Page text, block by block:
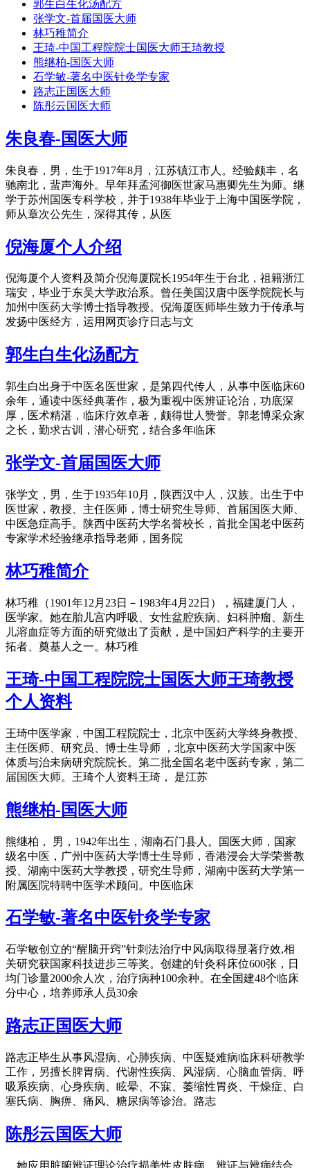
郭生白生化汤配方
张学文-首届国医大师
林巧稚简介
王琦-中国工程院院士国医大师王琦教授
熊继柏-国医大师
石学敏-著名中医针灸学专家
路志正国医大师
陈彤云国医大师
朱良春-国医大师
朱良春，男，生于1917年8月，江苏镇江市人。经验颇丰，名
驰南北，蜚声海外。早年拜孟河御医世家马惠卿先生为师。继
学于苏州国医专科学校，并于1938年毕业于上海中国医学院，
师从章次公先生，深得其传，从医
倪海厦个人介绍
倪海厦个人资料及简介倪海厦院长1954年生于台北，祖籍浙江
瑞安，毕业于东吴大学政治系。曾任美国汉唐中医学院院长与
加州中医药大学博士指导教授。倪海厦医师毕生致力于传承与
发扬中医经方，运用网页诊疗日志与文
郭生白生化汤配方
郭生白出身于中医名医世家，是第四代传人，从事中医临床60
余年，通读中医经典著作，极为重视中医辨证论治，功底深
厚，医术精湛，临床疗效卓著，颇得世人赞誉。郭老博采众家
之长，勤求古训，潜心研究，结合多年临床
张学文-首届国医大师
张学文，男，生于1935年10月，陕西汉中人，汉族。出生于中
医世家，教授、主任医师，博士研究生导师、首届国医大师、
中医急症高手。陕西中医药大学名誉校长，首批全国老中医药
专家学术经验继承指导老师，国务院
林巧稚简介
林巧稚（1901年12月23日－1983年4月22日），福建厦门人，
医学家。她在胎儿宫内呼吸、女性盆腔疾病、妇科肿瘤、新生
儿溶血症等方面的研究做出了贡献，是中国妇产科学的主要开
拓者、奠基人之一。林巧稚
王琦-中国工程院院士国医大师王琦教授
个人资料
王琦中医学家，中国工程院院士，北京中医药大学终身教授、
主任医师、研究员、博士生导师 ，北京中医药大学国家中医
体质与治未病研究院院长。第二批全国名老中医药专家，第二
届国医大师。王琦个人资料王琦， 是江苏
熊继柏-国医大师
熊继柏， 男，1942年出生，湖南石门县人。国医大师，国家
级名中医，广州中医药大学博士生导师，香港浸会大学荣誉教
授、湖南中医药大学教授，研究生导师，湖南中医药大学第一
附属医院特聘中医学术顾问。中医临床
石学敏-著名中医针灸学专家
石学敏创立的“醒脑开窍”针刺法治疗中风病取得显著疗效,相
关研究获国家科技进步三等奖。创建的针灸科床位600张，日
均门诊量2000余人次，治疗病种100余种。在全国建48个临床
分中心，培养师承人员30余
路志正国医大师
路志正毕生从事风湿病、心肺疾病、中医疑难病临床科研教学
工作，另擅长脾胃病、代谢性疾病、风湿病、心脑血管病、呼
吸系疾病、心身疾病、眩晕、不寐、萎缩性胃炎、干燥症、白
塞氏病、胸痹、痛风、糖尿病等诊治。路志
陈彤云国医大师
她应用脏腑辨证理论治疗损美性皮肤病，辨证与辨病结合，